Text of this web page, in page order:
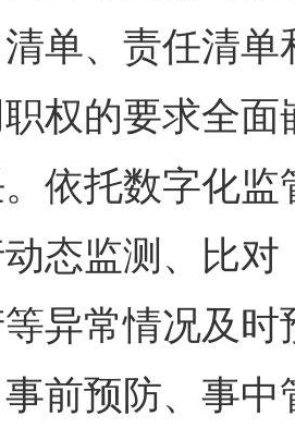
清单、责任清
权的要求全
依托数字化
态监测、比
异常情况及
前预防、事中